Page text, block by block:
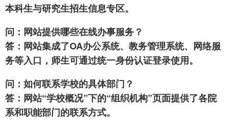
本科生与研究生招生信息专区。
问：网站提供哪些在线办事服务？
答：网站集成了OA办公系统、教务管理系统、网络服
务等入口，师生可通过统一身份认证登录使用。
问：如何联系学校的具体部门？
答：网站“学校概况”下的“组织机构”页面提供了各院
系和职能部门的联系方式。